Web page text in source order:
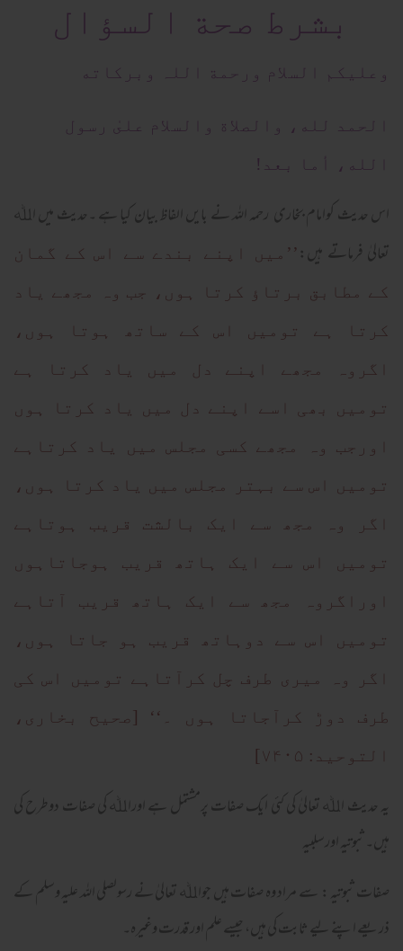
بشرط صحة السؤال
وعلیکم السلام ورحمة اللہ وبرکاته
الحمد لله، والصلاة والسلام علىٰ رسول
الله، أما بعد!
اس حدیث کوامام بخاری رحمہ اللہ نے بایں الفاظ بیان کیا ہے ۔حدیث میں اﷲ
تعالیٰ فرماتے ہیں: ’’میں اپنے بندے سے اس کے گمان
کے مطابق برتاؤ کرتا ہوں، جب وہ مجھے یاد
کرتا ہے تومیں اس کے ساتھ ہوتا ہوں،
اگروہ مجھے اپنے دل میں یاد کرتا ہے
تومیں بھی اسے اپنے دل میں یاد کرتا ہوں
اورجب وہ مجھے کسی مجلس میں یاد کرتاہے
تومیں اس سے بہتر مجلس میں یاد کرتا ہوں،
اگر وہ مجھ سے ایک بالشت قریب ہوتاہے
تومیں اس سے ایک ہاتھ قریب ہوجاتاہوں
اوراگروہ مجھ سے ایک ہاتھ قریب آتاہے
تومیں اس سے دوہاتھ قریب ہو جاتا ہوں،
اگر وہ میری طرف چل کرآتاہے تومیں اس کی
طرف دوڑ کرآجاتا ہوں ۔‘‘ [صحیح بخاری،
التوحید: ۷۴۰۵]
یہ حدیث اﷲ تعالیٰ کی کئی ایک صفات پرمشتمل ہے اوراﷲ کی صفات دوطرح کی
ہیں۔ ثبوتیہ اورسلبیہ
صفات ثبوتیہ : سے مراد وہ صفات ہیں جواﷲ تعالیٰ نے رسولصلی اللہ علیہ وسلم کے
ذریعے اپنے لیے ثابت کی ہیں، جیسے علم اور قدرت وغیرہ۔